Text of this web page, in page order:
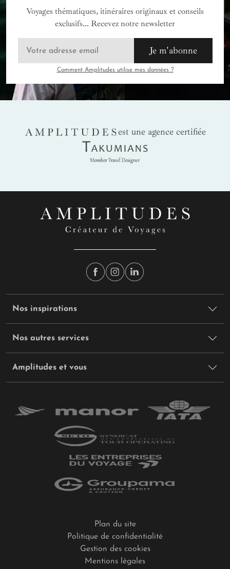
Voyages thématiques, itinéraires originaux et conseils
exclusifs... Recevez notre newsletter
Je m'abonne
Comment Amplitudes utilise mes données ?
AMPLITUDES
est une agence certifiée
Takumians
Nos inspirations
Nos autres services
Amplitudes et vous
Plan du site
Politique de confidentialité
Gestion des cookies
Mentions légales